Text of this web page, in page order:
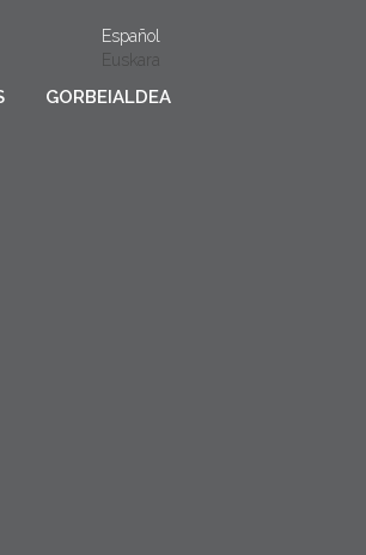
Español
Euskara
GORBEIALDEA